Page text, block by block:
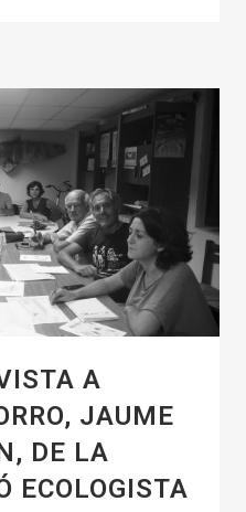
A
JAUME
DE LA
ECOLOGISTA